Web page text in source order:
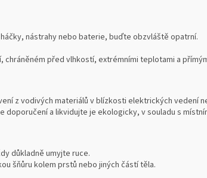
nástrahy nebo baterie, buďte obzvláště opatrní.
před vlhkostí, extrémními teplotami a
z vodivých materiálů v blízkosti elektrických vedení
a likvidujte je ekologicky, v souladu s
důkladně umyjte ruce.
šňůru kolem prstů nebo jiných částí těla.